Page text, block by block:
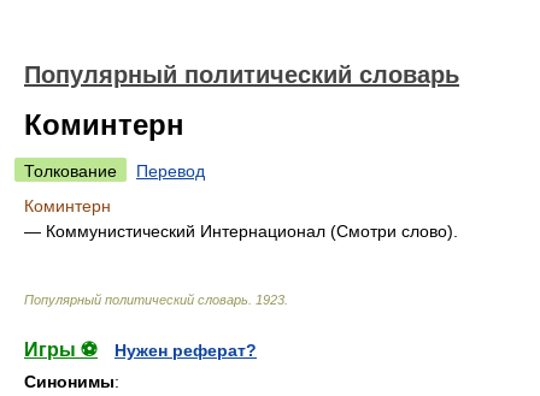
Популярный политический словарь
Коминтерн
Толкование
Перевод
Коминтерн
— Коммунистический Интернационал (Смотри слово).
Популярный политический словарь 1923
Игры ⚽
Нужен реферат?
Синонимы: